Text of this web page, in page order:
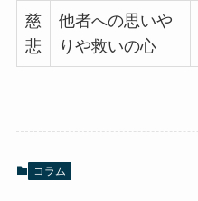
慈
悲
他者への思いや
りや救いの心
コラム